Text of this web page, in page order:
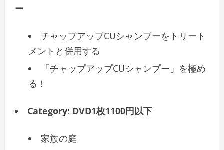
ー
チャップアップCUシャンプーをトリート
メントと併用する
「チャップアップCUシャンプー」を極め
る！
Category: DVD1枚1100円以下
家族の庭